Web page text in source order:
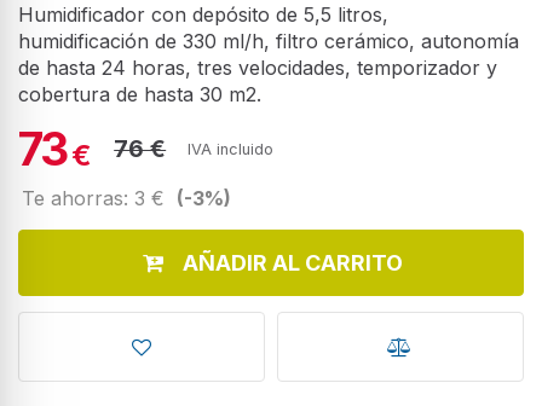
Humidificador con depósito de 5,5 litros,
humidificación de 330 ml/h, filtro cerámico, autonomía
de hasta 24 horas, tres velocidades, temporizador y
cobertura de hasta 30 m2.
73€ 76 € IVA incluido
Te ahorras: 3 € (-3%)
AÑADIR AL CARRITO